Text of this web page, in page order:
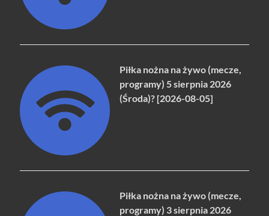
Piłka nożna na żywo (mecze,
programy) 5 sierpnia 2026
(Środa)? [2026-08-05]
Piłka nożna na żywo (mecze,
programy) 3 sierpnia 2026